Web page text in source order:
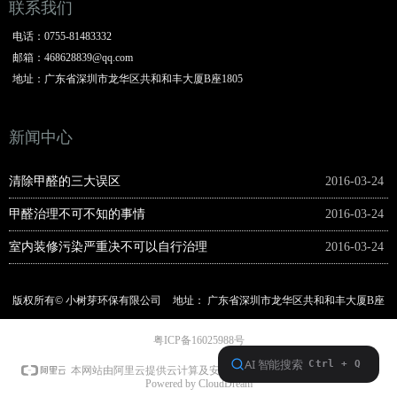
电话： 0755-81483332
邮箱： 468628839@qq.com
地址： 广东省深圳市龙华区共和和丰大厦B座1805
联系我们
版权所有© 小树芽环保有限公司 地址：
广东省深圳市龙华区共和和丰大厦B座
1805
电话： 0755-81483332
新闻中心
2016-03-24
清除甲醛的三大误区
2016-03-24
甲醛治理不可不知的事情
2016-03-24
室内装修污染严重决不可以自行治理
粤ICP备16025988号
本网站由阿里云提供云计算及安全服务 本网站支持
IPv6
Powered by CloudDream